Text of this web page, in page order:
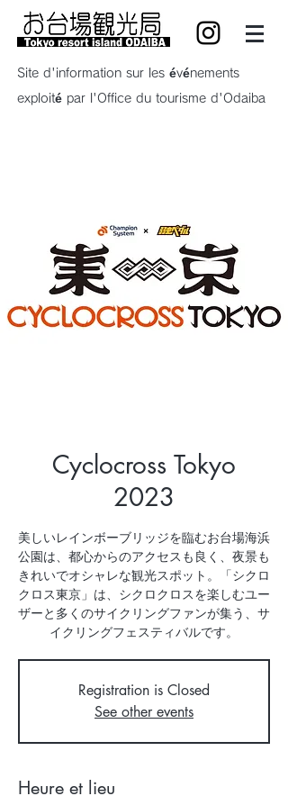
Site d'information sur les événements
exploité par l'Office du tourisme d'Odaiba
Cyclocross Tokyo
2023
美しいレインボーブリッジを臨むお台場海浜
公園は、都心からのアクセスも良く、夜景も
きれいでオシャレな観光スポット。「シクロ
クロス東京」は、シクロクロスを楽しむユー
ザーと多くのサイクリングファンが集う、サ
イクリングフェスティバルです。
Registration is Closed
See other events
Heure et lieu